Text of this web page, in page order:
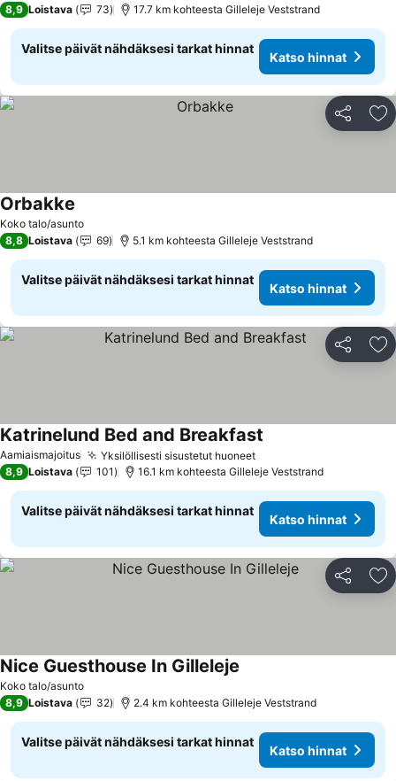
8,9 Loistava 73 17.7 km kohteesta Gilleleje Veststrand
Valitse päivät nähdäksesi tarkat hinnat
Katso hinnat
Jaa
Koko talo/asunto
Orbakke
8,8 Loistava 69 5.1 km kohteesta Gilleleje Veststrand
Valitse päivät nähdäksesi tarkat hinnat
Katso hinnat
Jaa
Aamiaismajoitus Yksilöllisesti sisustetut huoneet
Katrinelund Bed and Breakfast
8,9 Loistava 101 16.1 km kohteesta Gilleleje Veststrand
Valitse päivät nähdäksesi tarkat hinnat
Katso hinnat
Jaa
Koko talo/asunto
Nice Guesthouse In Gilleleje
8,9 Loistava 32 2.4 km kohteesta Gilleleje Veststrand
Valitse päivät nähdäksesi tarkat hinnat
Katso hinnat